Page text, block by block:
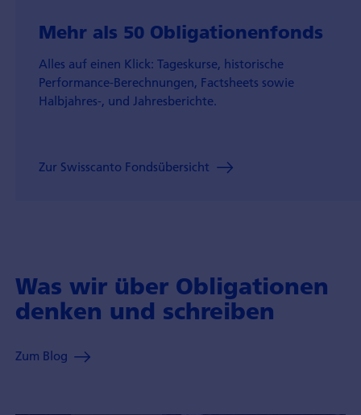
Mehr als 50 Obligationenfonds
Alles auf einen Klick: Tageskurse, historische
Performance-Berechnungen, Factsheets sowie
Halbjahres-, und Jahresberichte.
Zur Swisscanto Fondsübersicht
Was wir über Obligationen
denken und schreiben
Zum Blog